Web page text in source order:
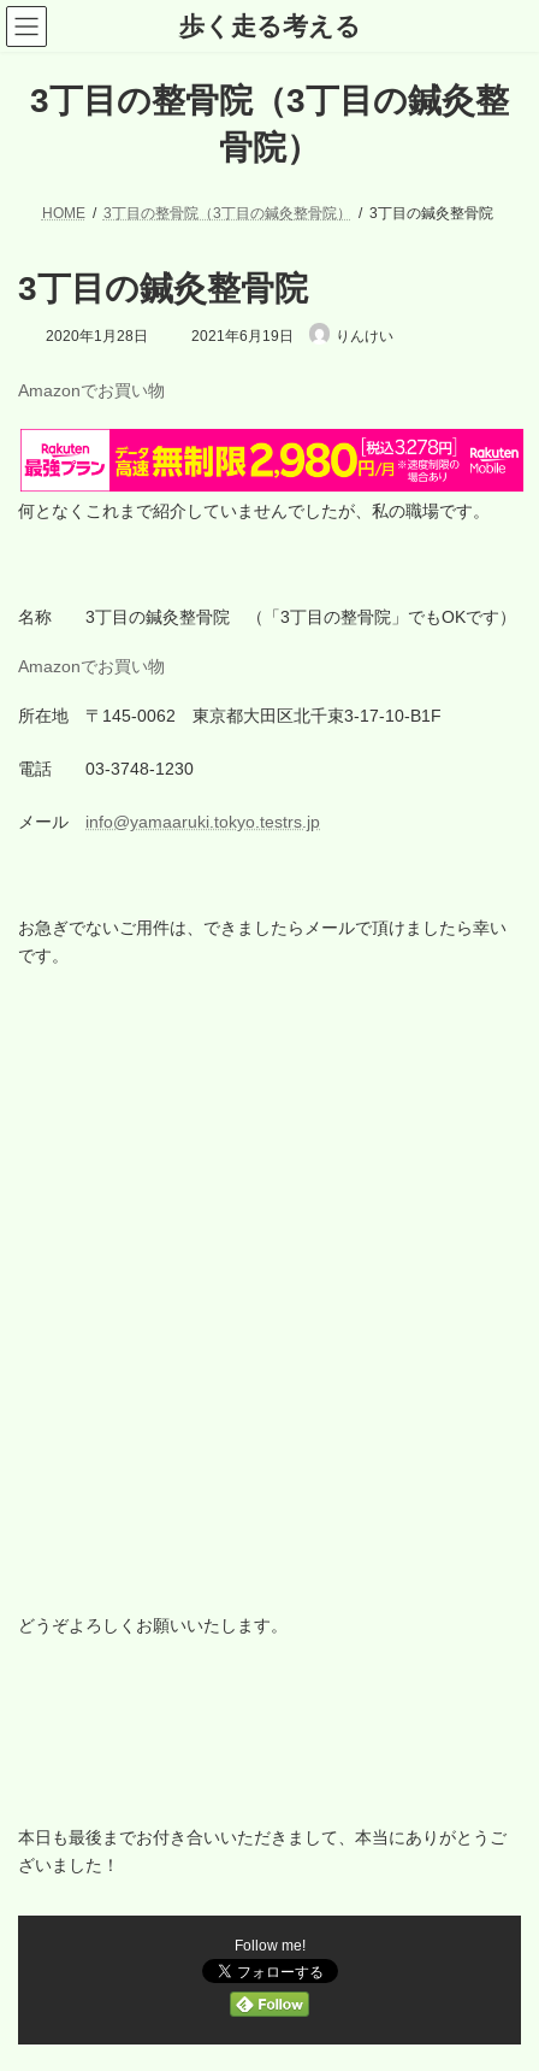
コ
ン
テ
ナ
ビ
ゲ
歩く走る考える
3丁目の整骨院（3丁目の鍼灸整
骨院）
HOME 3丁目の整骨院（3丁目の鍼灸整骨院） 3丁目の鍼灸整骨院
3丁目の鍼灸整骨院
2020年1月28日
最
時
:
2021年6月19日 りんけい
Amazonでお買い物
何となくこれまで紹介していませんでしたが、私の職場です。
名称 3丁目の鍼灸整骨院 （「3丁目の整骨院」でもOKです）
Amazonでお買い物
所在地 〒145-0062 東京都大田区北千束3-17-10-B1F
電話 03-3748-1230
メール info@yamaaruki.tokyo.testrs.jp
お急ぎでないご用件は、できましたらメールで頂けましたら幸い
です。
どうぞよろしくお願いいたします。
本日も最後までお付き合いいただきまして、本当にありがとうご
ざいました！
Follow me!